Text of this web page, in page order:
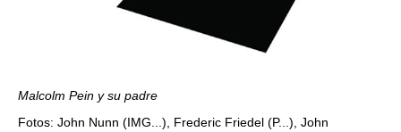
Malcolm Pein y su padre
Fotos: John Nunn (IMG...), Frederic Friedel (P...), John